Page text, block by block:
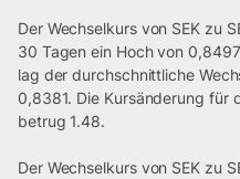
Der Wechselkurs von SEK zu
30 Tagen ein Hoch von
lag der durchschnittliche
0,8381. Die Kursänderung für
betrug 1.48.
Der Wechselkurs von SEK zu